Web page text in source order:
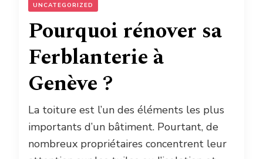
UNCATEGORIZED
Pourquoi rénover sa
Ferblanterie à
Genève ?
La toiture est l’un des éléments les plus
importants d’un bâtiment. Pourtant, de
nombreux propriétaires concentrent leur